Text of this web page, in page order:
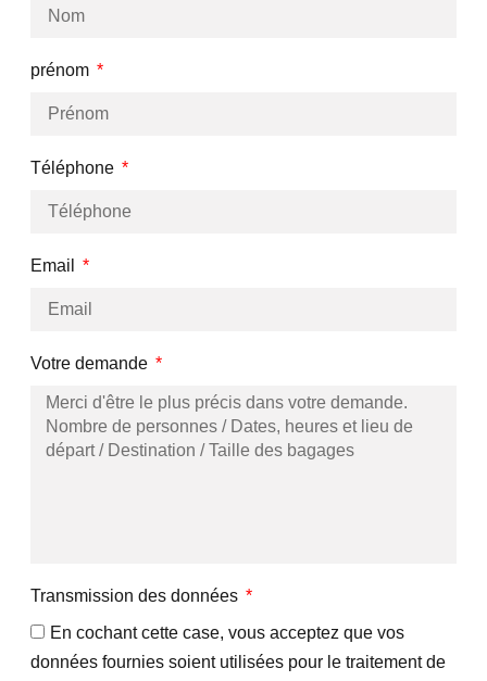
prénom
Téléphone
Email
Votre demande
Transmission des données
En cochant cette case, vous acceptez que vos
données fournies soient utilisées pour le traitement de